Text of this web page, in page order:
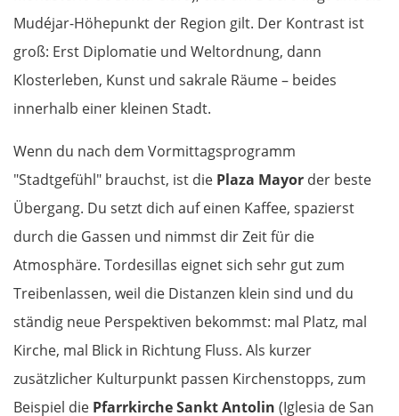
Mudéjar-Höhepunkt der Region gilt. Der Kontrast ist
groß: Erst Diplomatie und Weltordnung, dann
Klosterleben, Kunst und sakrale Räume – beides
innerhalb einer kleinen Stadt.
Wenn du nach dem Vormittagsprogramm
"Stadtgefühl" brauchst, ist die Plaza Mayor der beste
Übergang. Du setzt dich auf einen Kaffee, spazierst
durch die Gassen und nimmst dir Zeit für die
Atmosphäre. Tordesillas eignet sich sehr gut zum
Treibenlassen, weil die Distanzen klein sind und du
ständig neue Perspektiven bekommst: mal Platz, mal
Kirche, mal Blick in Richtung Fluss. Als kurzer
zusätzlicher Kulturpunkt passen Kirchenstopps, zum
Beispiel die Pfarrkirche Sankt Antolin (Iglesia de San